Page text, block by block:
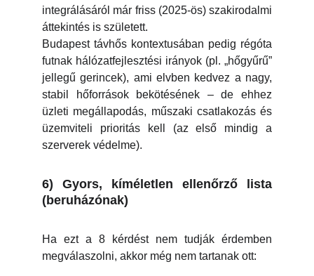
integrálásáról már friss (2025-ös) szakirodalmi
áttekintés is született.
Budapest távhős kontextusában pedig régóta
futnak hálózatfejlesztési irányok (pl. „hőgyűrű”
jellegű gerincek), ami elvben kedvez a nagy,
stabil hőforrások bekötésének – de ehhez
üzleti megállapodás, műszaki csatlakozás és
üzemviteli prioritás kell (az első mindig a
szerverek védelme).
6) Gyors, kíméletlen ellenőrző lista
(beruházónak)
Ha ezt a 8 kérdést nem tudják érdemben
megválaszolni, akkor még nem tartanak ott: